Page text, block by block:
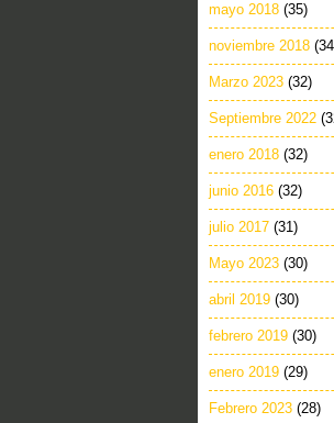
mayo 2018 (35)
noviembre 2018
Marzo 2023 (32)
Septiembre 2022
enero 2018 (32)
junio 2016 (32)
julio 2017 (31)
Mayo 2023 (30)
abril 2019 (30)
febrero 2019 (30)
enero 2019 (29)
Febrero 2023 (28)